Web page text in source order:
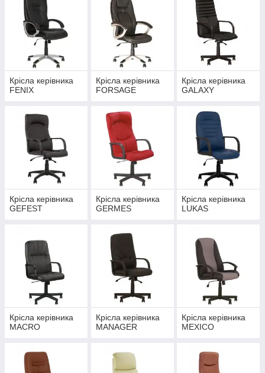
Крісла керівника
FENIX
Крісла керівника
FORSAGE
Крісла керівника
GALAXY
Крісла керівника
GEFEST
Крісла керівника
GERMES
Крісла керівника
LUKAS
Крісла керівника
MACRO
Крісла керівника
MANAGER
Крісла керівника
MEXICO